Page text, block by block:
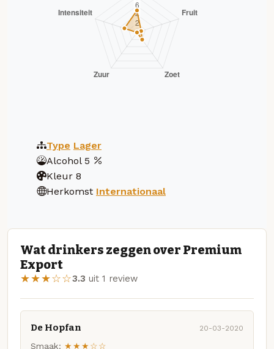
Type Lager
Alcohol 5
Kleur 8
Herkomst Internationaal
Wat drinkers zeggen over Premium
Export
★★★☆☆3.3 uit 1 review
De Hopfan 20-03-2020
Smaak: ★★★☆☆